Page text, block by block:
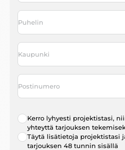
Puhelin
Kaupunki
Postinumero
Radio
choice*
Kerro lyhyesti projektistasi,
yhteyttä tarjouksen
Täytä lisätietoja projektistasi
tarjouksen 48 tunnin sisällä